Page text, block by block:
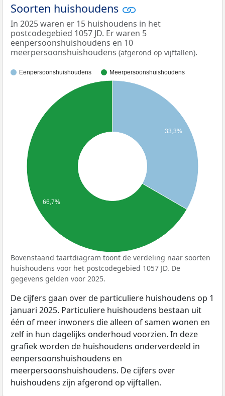
Soorten huishoudens
In 2025 waren er 15 huishoudens in het
postcodegebied 1057 JD. Er waren 5
eenpersoonshuishoudens en 10
meerpersoonshuishoudens (afgerond op vijftallen).
Eenpersoonshuishoudens Meerpersoonshuishoudens
33,3%
66,7%
Bovenstaand taartdiagram toont de verdeling naar soorten
huishoudens voor het postcodegebied 1057 JD. De
gegevens gelden voor 2025.
De cijfers gaan over de particuliere huishoudens op 1
januari 2025. Particuliere huishoudens bestaan uit
één of meer inwoners die alleen of samen wonen en
zelf in hun dagelijks onderhoud voorzien. In deze
grafiek worden de huishoudens onderverdeeld in
eenpersoonshuishoudens en
meerpersoonshuishoudens. De cijfers over
huishoudens zijn afgerond op vijftallen.